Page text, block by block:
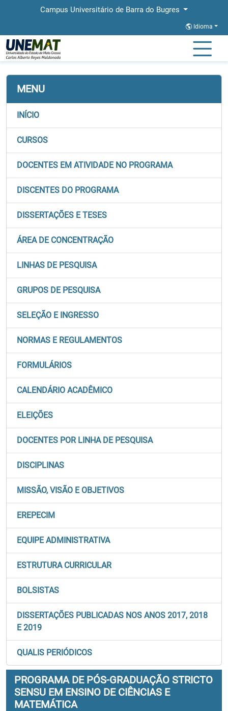
Campus Universitário de Barra do Bugres
Idioma
Página Inicial
MENU
INÍCIO
CURSOS
DOCENTES EM ATIVIDADE NO PROGRAMA
DISCENTES DO PROGRAMA
DISSERTAÇÕES E TESES
ÁREA DE CONCENTRAÇÃO
LINHAS DE PESQUISA
GRUPOS DE PESQUISA
SELEÇÃO E INGRESSO
NORMAS E REGULAMENTOS
FORMULÁRIOS
CALENDÁRIO ACADÊMICO
ELEIÇÕES
DOCENTES POR LINHA DE PESQUISA
DISCIPLINAS
MISSÃO, VISÃO E OBJETIVOS
EREPECIM
EQUIPE ADMINISTRATIVA
ESTRUTURA CURRICULAR
BOLSISTAS
DISSERTAÇÕES PUBLICADAS NOS ANOS 2017, 2018
E 2019
QUALIS PERIÓDICOS
PROGRAMA DE PÓS-GRADUAÇÃO STRICTO
SENSU EM ENSINO DE CIÊNCIAS E
MATEMÁTICA